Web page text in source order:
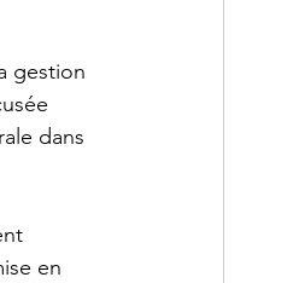
gestion
dans
en